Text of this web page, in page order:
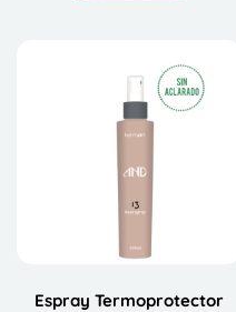
Espray Termoprotector